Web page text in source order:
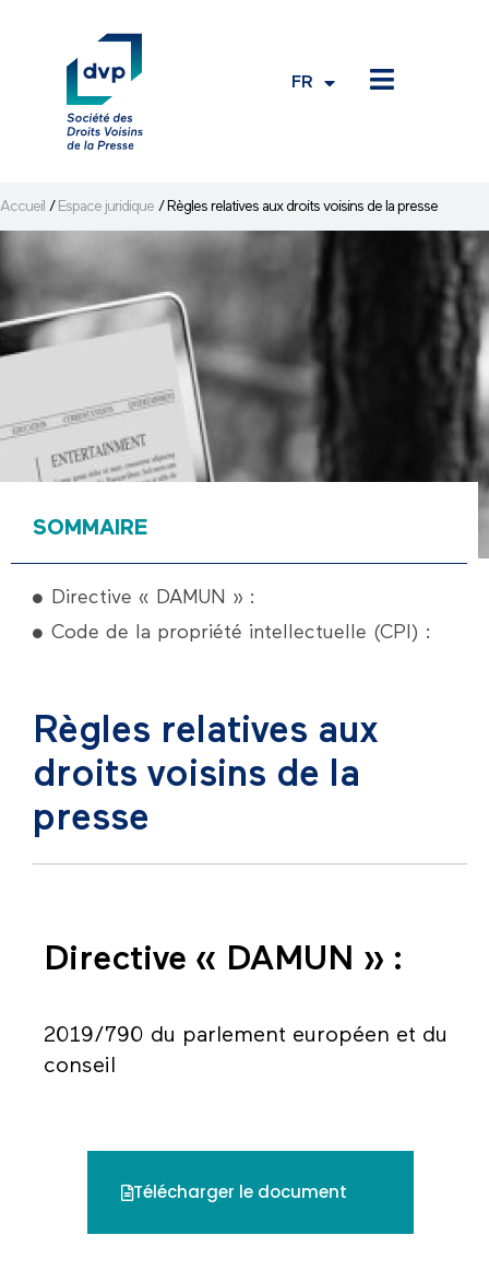
FR
EN
Accueil / Espace juridique / Règles relatives aux droits voisins de la presse
SOMMAIRE
Directive « DAMUN » :
Code de la propriété intellectuelle (CPI) :
Règles relatives aux
droits voisins de la
presse
Directive « DAMUN » :
2019/790 du parlement européen et du
conseil
Télécharger le document